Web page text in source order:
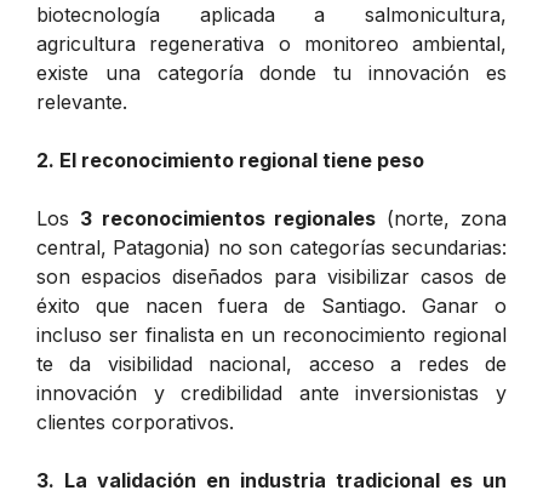
biotecnología aplicada a salmonicultura,
agricultura regenerativa o monitoreo ambiental,
existe una categoría donde tu innovación es
relevante.
2. El reconocimiento regional tiene peso
Los 3 reconocimientos regionales (norte, zona
central, Patagonia) no son categorías secundarias:
son espacios diseñados para visibilizar casos de
éxito que nacen fuera de Santiago. Ganar o
incluso ser finalista en un reconocimiento regional
te da visibilidad nacional, acceso a redes de
innovación y credibilidad ante inversionistas y
clientes corporativos.
3. La validación en industria tradicional es un